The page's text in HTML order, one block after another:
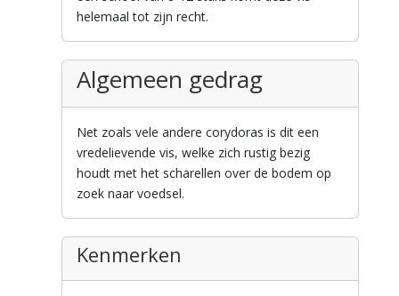
helemaal tot zijn recht.
Algemeen gedrag
Net zoals vele andere corydoras is dit een
vredelievende vis, welke zich rustig bezig
houdt met het scharellen over de bodem op
zoek naar voedsel.
Kenmerken